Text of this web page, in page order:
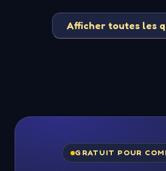
Afficher toutes les
GRATUIT POUR